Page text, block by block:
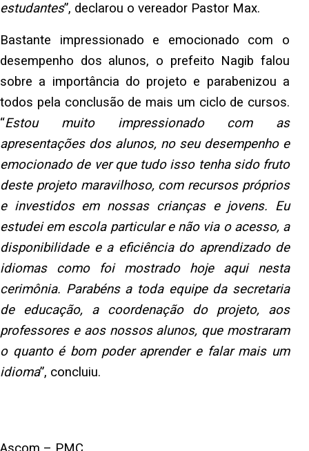
estudantes”, declarou o vereador Pastor Max.
Bastante impressionado e emocionado com o
desempenho dos alunos, o prefeito Nagib falou
sobre a importância do projeto e parabenizou a
todos pela conclusão de mais um ciclo de cursos.
“Estou muito impressionado com as
apresentações dos alunos, no seu desempenho e
emocionado de ver que tudo isso tenha sido fruto
deste projeto maravilhoso, com recursos próprios
e investidos em nossas crianças e jovens. Eu
estudei em escola particular e não via o acesso, a
disponibilidade e a eficiência do aprendizado de
idiomas como foi mostrado hoje aqui nesta
cerimônia. Parabéns a toda equipe da secretaria
de educação, a coordenação do projeto, aos
professores e aos nossos alunos, que mostraram
o quanto é bom poder aprender e falar mais um
idioma”, concluiu.